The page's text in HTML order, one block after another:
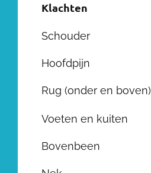
Klachten
Schouder
Hoofdpijn
Rug (onder en boven)
Voeten en kuiten
Bovenbeen